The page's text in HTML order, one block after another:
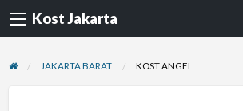
Kost Jakarta
JAKARTA BARAT KOST ANGEL